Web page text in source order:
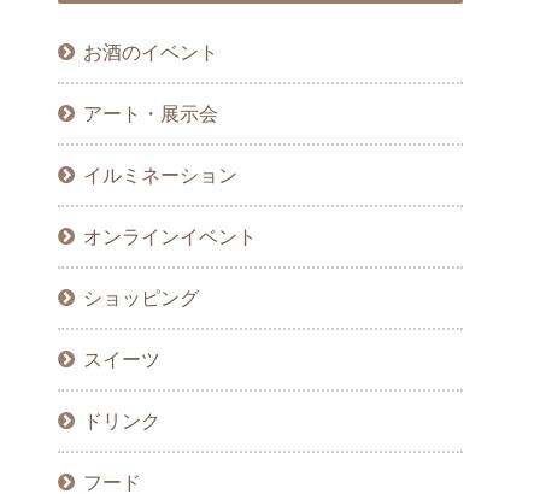
お酒のイベント
アート・展示会
イルミネーション
オンラインイベント
ショッピング
スイーツ
ドリンク
フード